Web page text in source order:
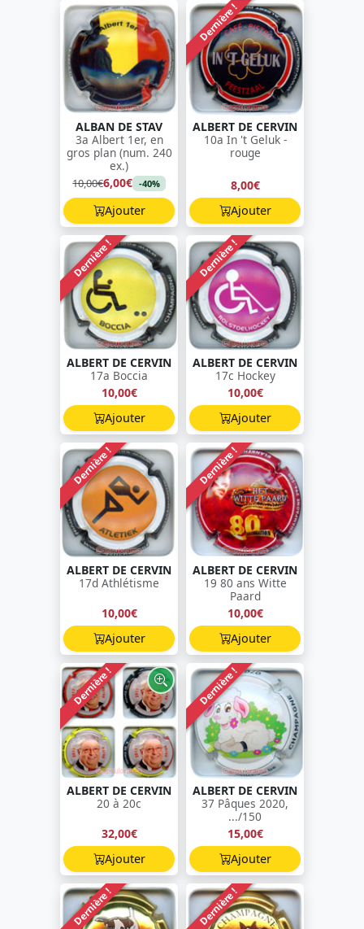
ALBAN DE STAV
3a Albert 1er, en
gros plan (num. 240
ex.)
10,00€6,00€ -40%
Ajouter
Dernière !
ALBERT DE CERVIN
10a In 't Geluk -
rouge
8,00€
Ajouter
Dernière !
ALBERT DE CERVIN
17a Boccia
10,00€
Ajouter
Dernière !
ALBERT DE CERVIN
17c Hockey
10,00€
Ajouter
Dernière !
ALBERT DE CERVIN
17d Athlétisme
10,00€
Ajouter
Dernière !
ALBERT DE CERVIN
19 80 ans Witte
Paard
10,00€
Ajouter
Dernière !
ALBERT DE CERVIN
20 à 20c
32,00€
Ajouter
Dernière !
ALBERT DE CERVIN
37 Pâques 2020,
.../150
15,00€
Ajouter
Dernière ! Dernière !